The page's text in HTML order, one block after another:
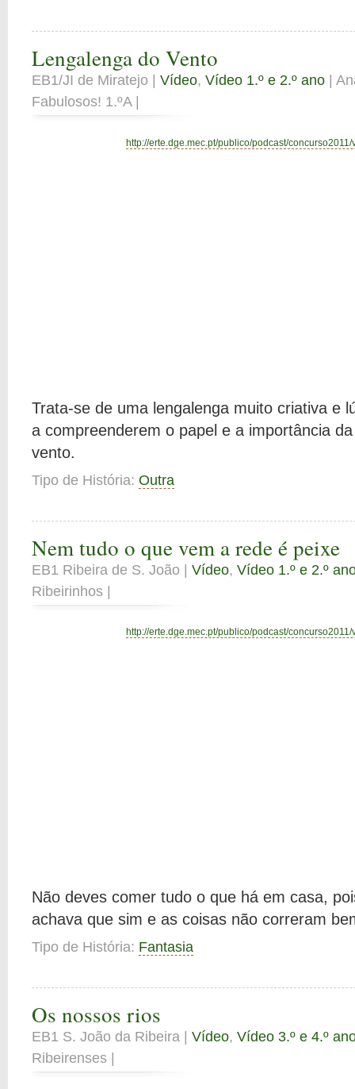
Lengalenga do Vento
EB1/JI de Miratejo | Vídeo, Vídeo 1.º e 2.º ano |
Fabulosos! 1.ºA |
http://erte.dge.mec.pt/publico/podcast/
Trata-se de uma lengalenga muito criativa e
a compreenderem o papel e a importância
vento.
Tipo de História: Outra
Nem tudo o que vem a rede é peixe
EB1 Ribeira de S. João | Vídeo, Vídeo 1.º e 2.º
Ribeirinhos |
http://erte.dge.mec.pt/publico/podcast/
Não deves comer tudo o que há em casa,
achava que sim e as coisas não correram
Tipo de História: Fantasia
Os nossos rios
EB1 S. João da Ribeira | Vídeo, Vídeo 3.º e 4.º
Ribeirenses |